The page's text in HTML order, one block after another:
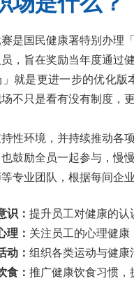
是国民健康署特别办理
，旨在奖励当年度通过
」就是更进一步的优化
不只是看有没有制度，
性环境，并持续推动各
鼓励全员一起参与，慢
专业团队，根据每间企
识： 提升员工对健康的认
理： 关注员工的心理健康
动： 组织各类运动与健康
食： 推广健康饮食习惯，